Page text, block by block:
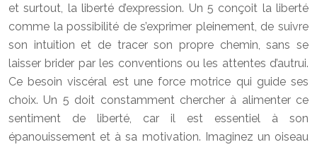
et surtout, la liberté d’expression. Un 5 conçoit la liberté
comme la possibilité de s’exprimer pleinement, de suivre
son intuition et de tracer son propre chemin, sans se
laisser brider par les conventions ou les attentes d’autrui.
Ce besoin viscéral est une force motrice qui guide ses
choix. Un 5 doit constamment chercher à alimenter ce
sentiment de liberté, car il est essentiel à son
épanouissement et à sa motivation. Imaginez un oiseau